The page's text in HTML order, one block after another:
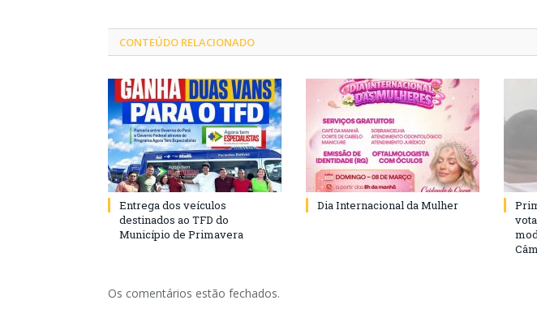
CONTEÚDO RELACIONADO
Entrega dos veículos
destinados ao TFD do
Município de Primavera
Dia Internacional da Mulher
Os comentários estão fechados.